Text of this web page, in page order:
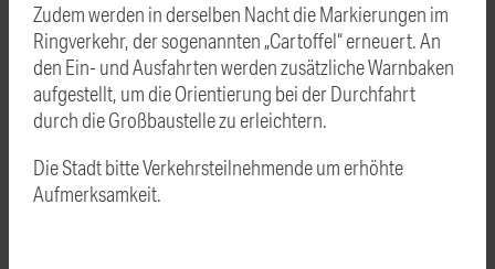
Zudem werden in derselben Nacht die Markierungen im
Ringverkehr, der sogenannten „Cartoffel“ erneuert. An
den Ein- und Ausfahrten werden zusätzliche Warnbaken
aufgestellt, um die Orientierung bei der Durchfahrt
durch die Großbaustelle zu erleichtern.
Die Stadt bitte Verkehrsteilnehmende um erhöhte
Aufmerksamkeit.